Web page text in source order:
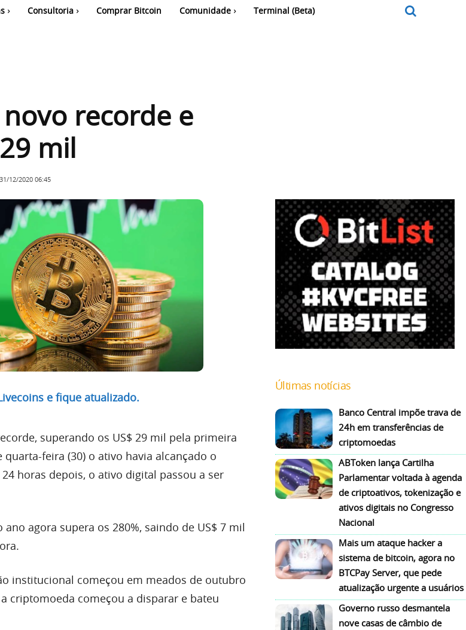
Consultoria Comprar Bitcoin Comunidade Terminal (Beta)
recorde e
mil
31/12/2020 06:45
e fique atualizado.
superando os US$ 29 mil pela primeira
feira (30) o ativo havia alcançado o
horas depois, o ativo digital passou a ser
agora supera os 280%, saindo de US$ 7 mil
institucional começou em meados de outubro
criptomoeda começou a disparar e bateu
Últimas notícias
Banco Central impõe trava de
24h em transferências de
criptomoedas
ABToken lança Cartilha
Parlamentar voltada à agenda
de criptoativos, tokenização e
ativos digitais no Congresso
Nacional
Mais um ataque hacker a
sistema de bitcoin, agora no
BTCPay Server, que pede
atualização urgente a usuários
Governo russo desmantela
nove casas de câmbio de